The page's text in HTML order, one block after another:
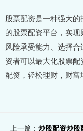
股票配资是一种强大
的股票配资平台，实
风险承受能力、选择
资者可以最大化股票
配资，轻松理财，财富
上一篇： 炒股配资炒